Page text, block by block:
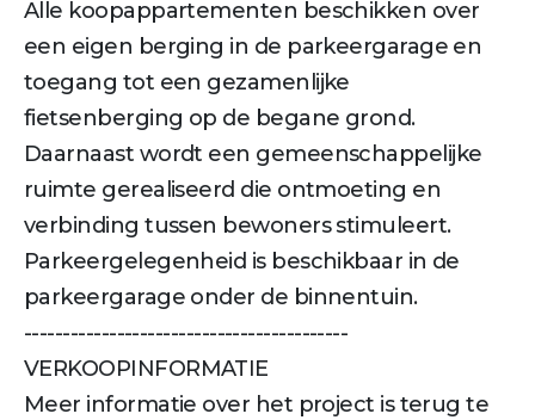
Alle koopappartementen beschikken over
een eigen berging in de parkeergarage en
toegang tot een gezamenlijke
fietsenberging op de begane grond.
Daarnaast wordt een gemeenschappelijke
ruimte gerealiseerd die ontmoeting en
verbinding tussen bewoners stimuleert.
Parkeergelegenheid is beschikbaar in de
parkeergarage onder de binnentuin.
------------------------------------------
VERKOOPINFORMATIE
Meer informatie over het project is terug te